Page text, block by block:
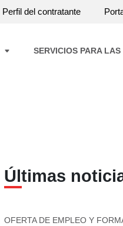
Perfil del contratante
SERVICIOS PARA
Últimas
OFERTA DE EMPLEO Y